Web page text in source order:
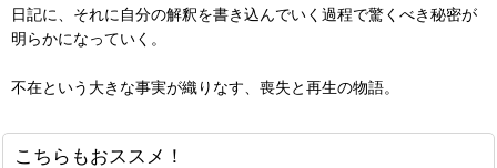
日記に、それに自分の解釈を書き込んでいく過程で驚くべき秘密が
明らかになっていく。
不在という大きな事実が織りなす、喪失と再生の物語。
こちらもおススメ！